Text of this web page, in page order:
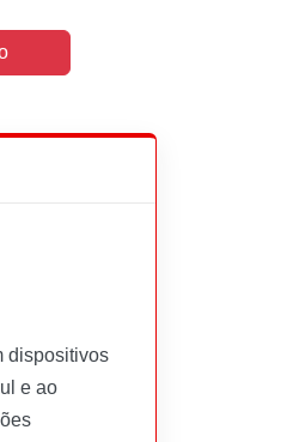
dispositivos
e ao